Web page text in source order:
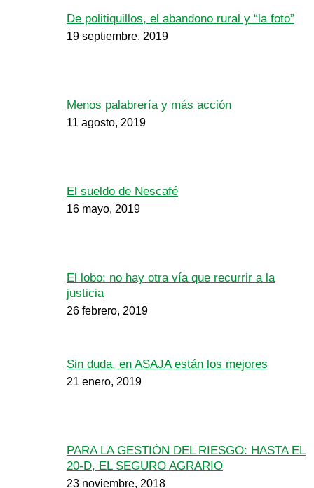
De politiquillos, el abandono rural y “la foto”
19 septiembre, 2019
Menos palabrería y más acción
11 agosto, 2019
El sueldo de Nescafé
16 mayo, 2019
El lobo: no hay otra vía que recurrir a la
justicia
26 febrero, 2019
Sin duda, en ASAJA están los mejores
21 enero, 2019
PARA LA GESTIÓN DEL RIESGO: HASTA EL
20-D, EL SEGURO AGRARIO
23 noviembre, 2018